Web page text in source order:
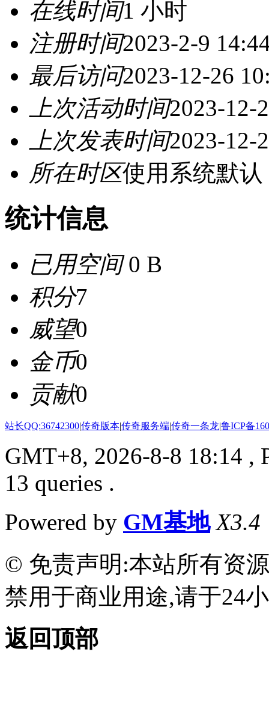
在线时间1 小时
注册时间2023-2-9
最后访问2023-12-26
上次活动时间2023-12-
上次发表时间2023-12-
所在时区使用系统默认
统计信息
已用空间0 B
积分7
威望0
金币0
贡献0
站长QQ:36742300|传奇版本|传奇服务端|传奇一条龙|鲁ICP备
GMT+8, 2026-8-8 18:14 ,
13 queries .
Powered by GM基地 X3.4
© 免责声明:本站所有资
禁用于商业用途,请于24
返回顶部